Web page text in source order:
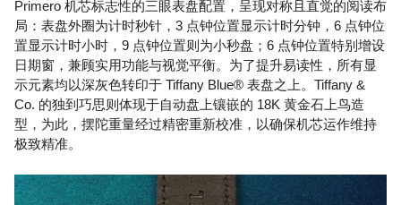
Primero 机芯标志性的三眼表盘配置，呈现对称且直觉的阅读布
局：表盘外圈为计时秒针，3 点钟位置显示计时分钟，6 点钟位
置显示计时小时，9 点钟位置则为小秒盘；6 点钟位置特别增设
日期窗，兼顾实用功能与视觉平衡。为了提升易读性，所有显
示元素均以深灰色转印于 Tiffany Blue® 表盘之上。Tiffany &
Co. 的独到巧思则体现于自动盘上镶嵌的 18K 黄金石上鸟造
型，为此，摆陀重量经过精密重新校准，以确保机芯运作维持
极致精准。